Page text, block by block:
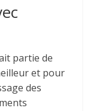
partie de
et pour
des